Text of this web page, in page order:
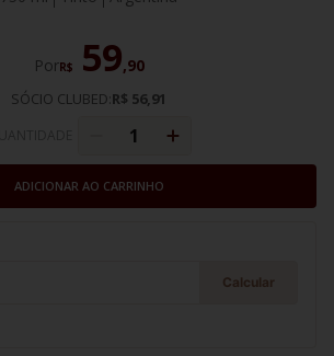
PorR$ 59,90
SÓCIO CLUBED:R$ 56,91
ADICIONAR AO CARRINHO
Calcular